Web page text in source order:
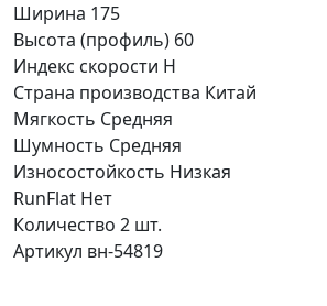
Ширина 175
Высота (профиль) 60
Индекс скорости H
Страна производства Китай
Мягкость Средняя
Шумность Средняя
Износостойкость Низкая
RunFlat Нет
Количество 2 шт.
Артикул вн-54819